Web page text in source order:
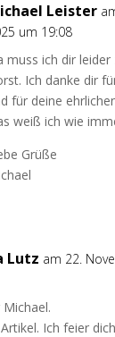
Leister
um 19:08
muss ich dir
Ich danke dir
für deine
weiß ich wie
Grüße
Lutz am 22.
Ich feier